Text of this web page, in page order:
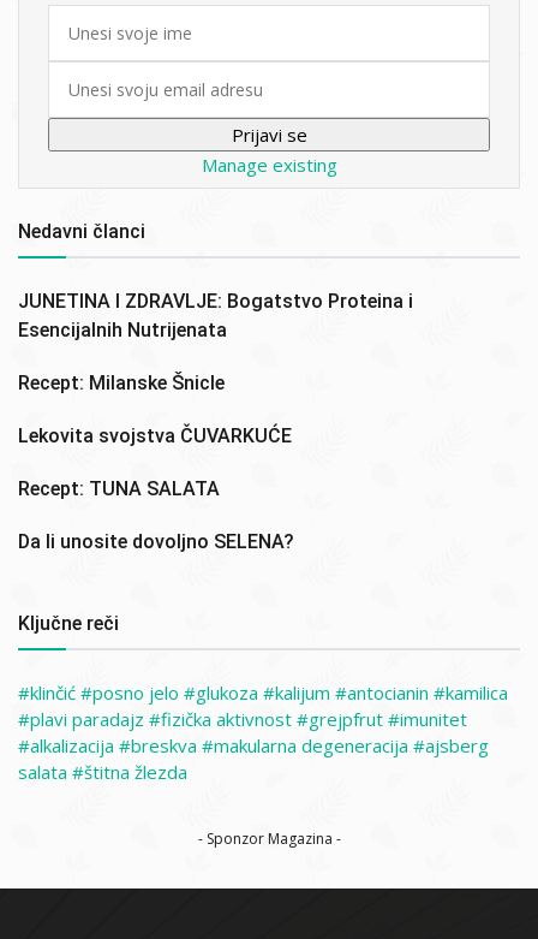
First
Manage existing
Nedavni članci
JUNETINA I ZDRAVLJE: Bogatstvo Proteina i
Esencijalnih Nutrijenata
Recept: Milanske Šnicle
Lekovita svojstva ČUVARKUĆE
Recept: TUNA SALATA
Da li unosite dovoljno SELENA?
Ključne reči
klinčić posno jelo glukoza kalijum antocianin
kamilica
plavi paradajz
fizička aktivnost grejpfrut
imunitet
alkalizacija
breskva makularna degeneracija
ajsberg
salata
štitna žlezda
- Sponzor Magazina -